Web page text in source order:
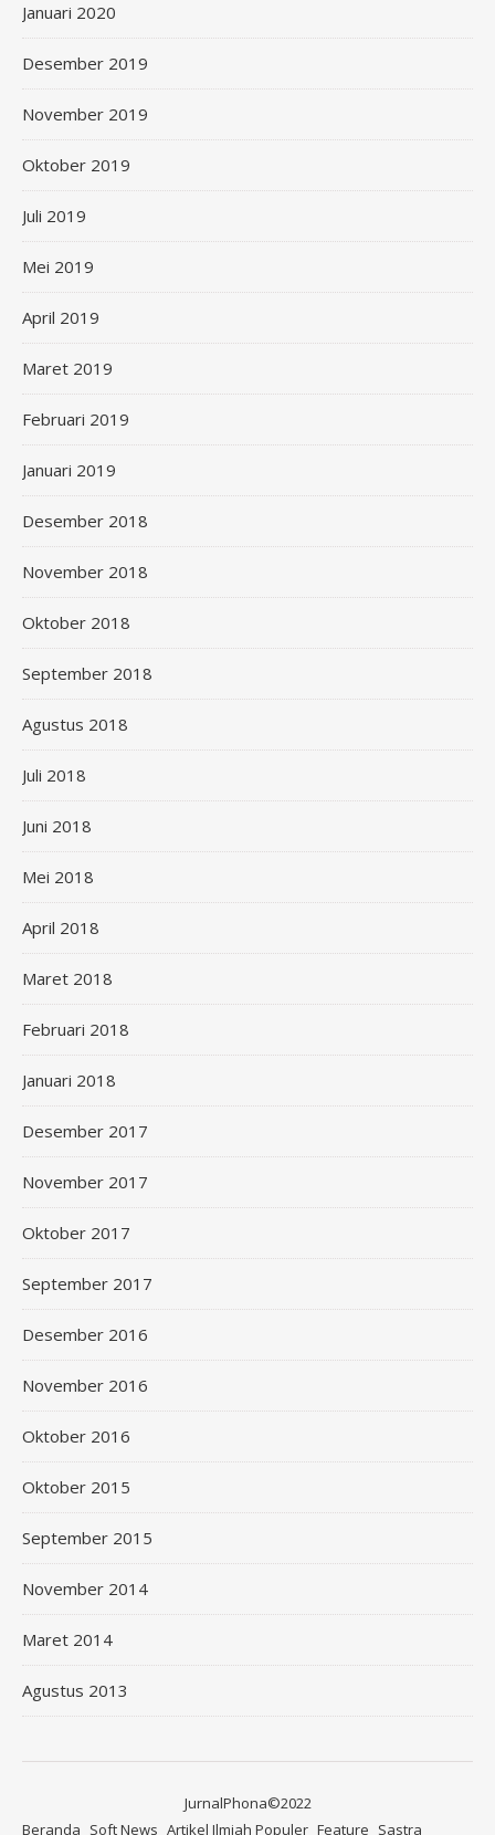
Januari 2020
Desember 2019
November 2019
Oktober 2019
Juli 2019
Mei 2019
April 2019
Maret 2019
Februari 2019
Januari 2019
Desember 2018
November 2018
Oktober 2018
September 2018
Agustus 2018
Juli 2018
Juni 2018
Mei 2018
April 2018
Maret 2018
Februari 2018
Januari 2018
Desember 2017
November 2017
Oktober 2017
September 2017
Desember 2016
November 2016
Oktober 2016
Oktober 2015
September 2015
November 2014
Maret 2014
Agustus 2013
JurnalPhona©2022
Beranda Soft News Artikel Ilmiah Populer Feature Sastra